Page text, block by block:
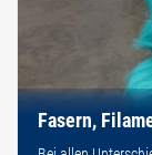
Fasern,